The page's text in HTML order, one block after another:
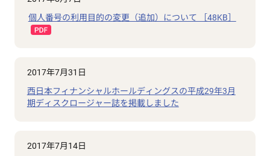
個人番号の利用目的の変更（追加）について ［48KB］
2017年7月31日
西日本フィナンシャルホールディングスの平成29年3月
期ディスクロージャー誌を掲載しました
2017年7月14日